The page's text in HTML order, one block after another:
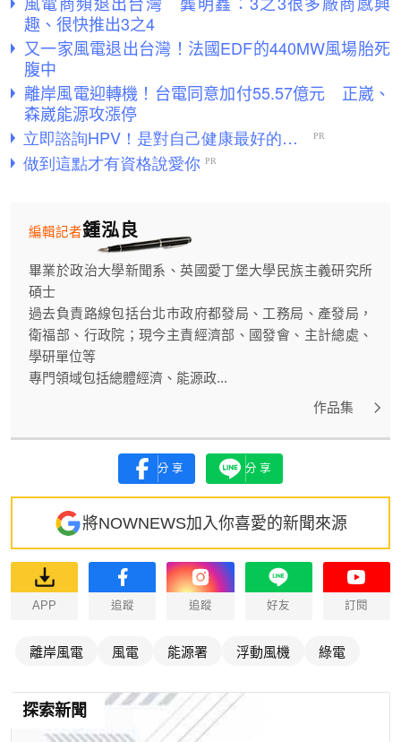
趣、很快推出3之4
又一家風電退出台灣！法國EDF的440MW風場胎死
腹中
離岸風電迎轉機！台電同意加付55.57億元 正崴、
森崴能源攻漲停
鍾泓良
編輯記者
畢業於政治大學新聞系、英國愛丁堡大學民族主義研究所
碩士
過去負責路線包括台北市政府都發局、工務局、產發局，
衛福部、行政院；現今主責經濟部、國發會、主計總處、
學研單位等
專門領域包括總體經濟、能源政...
作品集
分享 分享
將NOWNEWS加入你喜愛的新聞來源
APP 追蹤 追蹤 好友 訂閱
離岸風電 風電 能源署 浮動風機 綠電
探索新聞